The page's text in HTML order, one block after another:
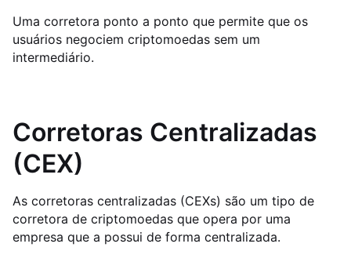
Uma corretora ponto a ponto que permite que os
usuários negociem criptomoedas sem um
intermediário.
Corretoras Centralizadas
(CEX)
As corretoras centralizadas (CEXs) são um tipo de
corretora de criptomoedas que opera por uma
empresa que a possui de forma centralizada.